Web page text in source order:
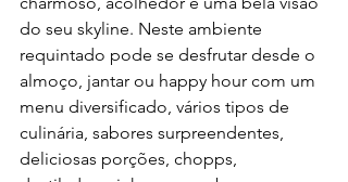
do seu skyline. Neste ambiente
requintado pode se desfrutar desde o
almoço, jantar ou happy hour com um
menu diversificado, vários tipos de
culinária, sabores surpreendentes,
deliciosas porções, chopps,